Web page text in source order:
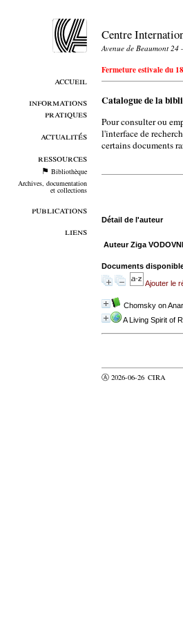
accueil
informations
pratiques
actualités
ressources
Bibliothèque
Archives, documentation
et collections
publications
liens
Centre
Avenue de Beaumont 24
Fermeture estivale du
Catalogue de la
Pour consulter ou
l'interface de
certains documents
Détail de l'auteur
Auteur Ziga
Documents
Ajouter le
Chomsky on
A Living Spirit of
Ⓐ 2026-06-26 CIRA